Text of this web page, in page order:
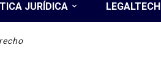
JURÍDICA LEGALTECH